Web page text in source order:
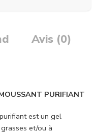
Avis (0)
PURIFIANT
est un gel
et/ou à